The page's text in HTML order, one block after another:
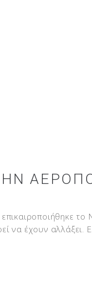
το
να έχουν αλλάξει.